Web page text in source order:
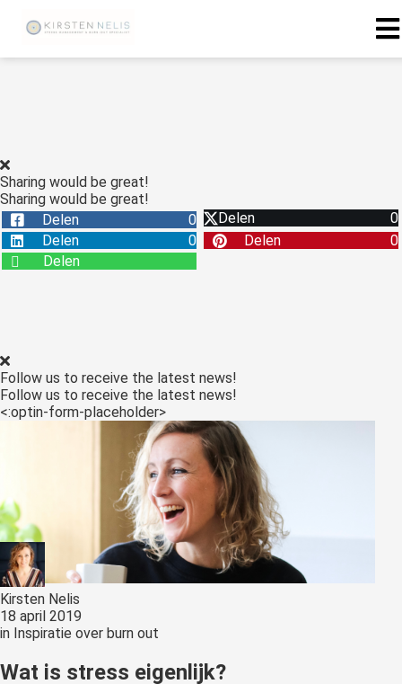
Sharing would be great!
Sharing would be great!
Delen
0 Delen
0
Delen
0 Delen
0
Delen
Follow us to receive the latest news!
Follow us to receive the latest news!
<:optin-form-placeholder>
Kirsten Nelis
18 april 2019
in Inspiratie over burn out
Wat is stress eigenlijk?
zijn
deze
kan de
worden
om
te
over
op